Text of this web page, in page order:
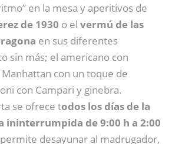
en la mesa y aperitivos de
de 1930 o el vermú de las
en sus diferentes
sin más; el americano con
con un toque de
con Campari y ginebra.
se ofrece todos los días de la
ininterrumpida de 9:00 h a 2:00
desayunar al madrugador,